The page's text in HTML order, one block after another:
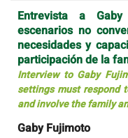
Entrevista a
escenarios no
necesidades y
participación de la
Interview to Gaby
settings must respond
and involve the family
Gaby Fujimoto